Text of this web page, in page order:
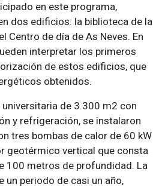
en este programa,
dos edificios: la biblioteca de la
Centro de día de As Neves. En
interpretar los primeros
de estos edificios, que
obtenidos.
universitaria de 3.300 m2 con
y refrigeración, se instalaron
tres bombas de calor de 60 kW
geotérmico vertical que consta
100 metros de profundidad. La
periodo de casi un año,